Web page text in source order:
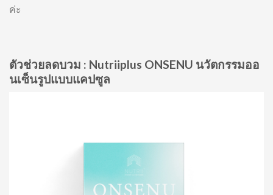
ค่ะ
ตัวช่วยลดบวม : Nutriiplus ONSENU นวัตกรรมออ
นเซ็นรูปแบบแคปซูล